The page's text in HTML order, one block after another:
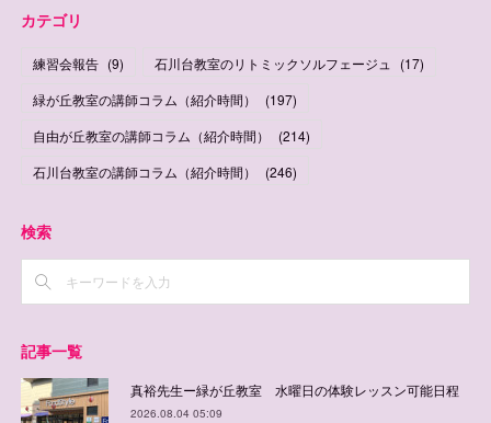
カテゴリ
練習会報告 (9) 石川台教室のリトミックソルフェージュ (17)
緑が丘教室の講師コラム（紹介時間）
(197)
自由が丘教室の講師コラム（紹介時間）
(214)
石川台教室の講師コラム（紹介時間）
(246)
検索
記事一覧
真裕先生ー緑が丘教室 水曜日の体験レッスン可能日程
2026.08.04 05:09